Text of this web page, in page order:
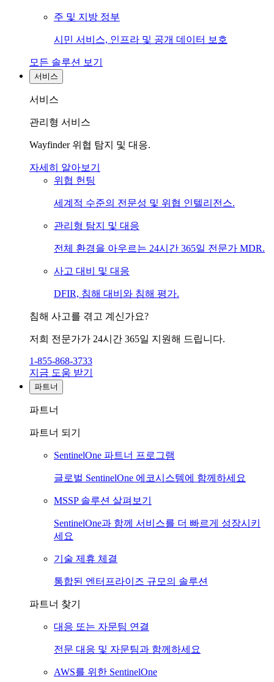
주 및 지방 정부
시민 서비스, 인프라 및 공개 데이터 보호
모든 솔루션 보기
서비스
서비스
관리형 서비스
Wayfinder 위협 탐지 및 대응.
자세히 알아보기
위협 헌팅
세계적 수준의 전문성 및 위협 인텔리전스.
관리형 탐지 및 대응
전체 환경을 아우르는 24시간 365일 전문가 MDR.
사고 대비 및 대응
DFIR, 침해 대비와 침해 평가.
침해 사고를 겪고 계신가요?
저희 전문가가 24시간 365일 지원해 드립니다.
1-855-868-3733
지금 도움 받기
파트너
파트너
파트너 되기
SentinelOne 파트너 프로그램
글로벌 SentinelOne 에코시스템에 함께하세요
MSSP 솔루션 살펴보기
SentinelOne과 함께 서비스를 더 빠르게 성장시키
세요
기술 제휴 체결
통합된 엔터프라이즈 규모의 솔루션
파트너 찾기
대응 또는 자문팀 연결
전문 대응 및 자문팀과 함께하세요
AWS를 위한 SentinelOne